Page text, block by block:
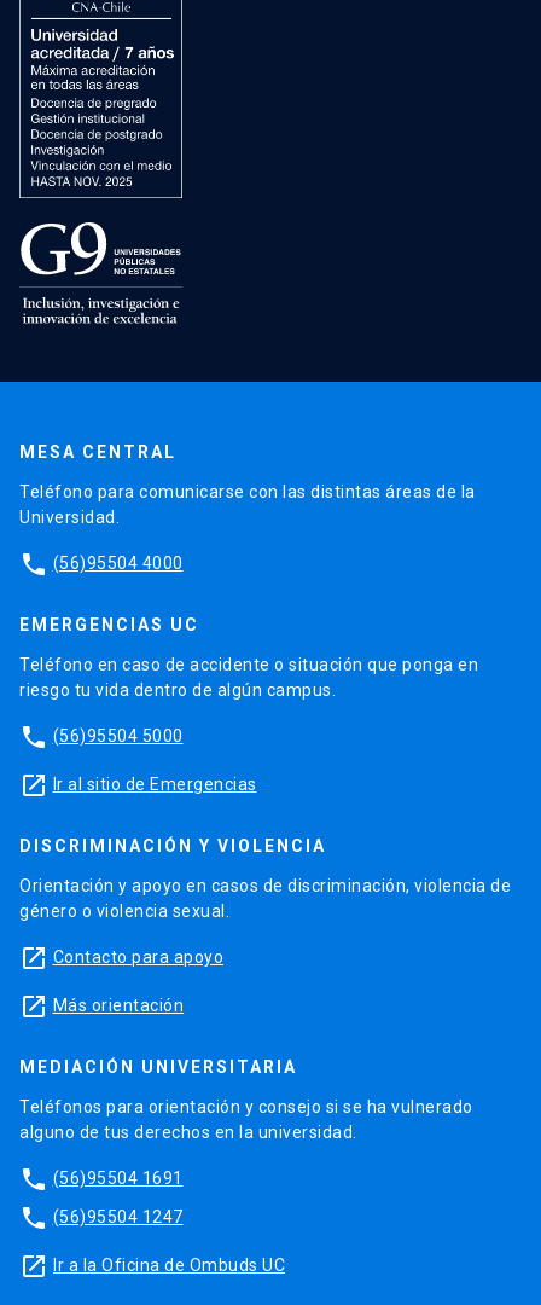
MESA CENTRAL
Teléfono para comunicarse con las distintas áreas de la
Universidad.
phone (56)95504 4000
EMERGENCIAS UC
Teléfono en caso de accidente o situación que ponga en
riesgo tu vida dentro de algún campus.
phone (56)95504 5000
launch Ir al sitio de Emergencias
DISCRIMINACIÓN Y VIOLENCIA
Orientación y apoyo en casos de discriminación, violencia de
género o violencia sexual.
launch Contacto para apoyo
launch Más orientación
MEDIACIÓN UNIVERSITARIA
Teléfonos para orientación y consejo si se ha vulnerado
alguno de tus derechos en la universidad.
phone (56)95504 1691
phone (56)95504 1247
launch Ir a la Oficina de Ombuds UC